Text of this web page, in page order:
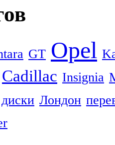
GT Opel
Cadillac Insignia
диски Лондон